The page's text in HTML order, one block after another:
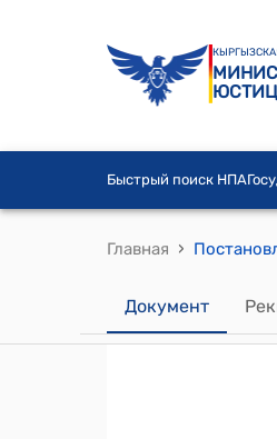
Быстрый поиск НПА
Главная ›
Документ